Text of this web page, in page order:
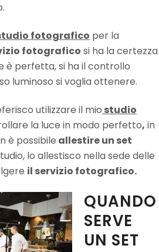
fotografico per la
fotografico si ha la certezza
è perfetta, si ha il controllo
luminoso si voglia ottenere.
utilizzare il mio studio
la luce in modo perfetto, in
è possibile allestire un set
lo allestisco nella sede delle
il servizio fotografico.
QUANDO
SERVE
UN SET